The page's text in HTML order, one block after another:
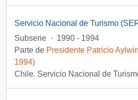
Servicio Nacional de Turismo
Subserie · 1990 - 1994
Parte de Presidente Patricio
1994)
Chile. Servicio Nacional de